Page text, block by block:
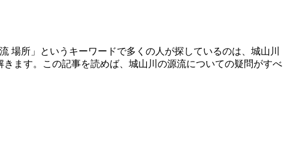
場所」というキーワードで多くの人が探しているのは、城山川
ます。この記事を読めば、城山川の源流についての疑問がすべ